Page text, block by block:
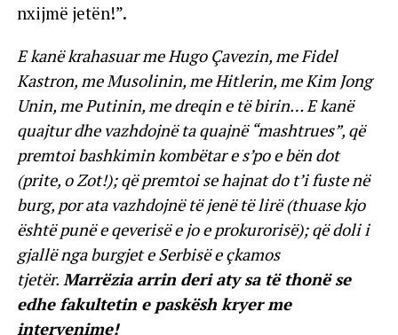
nxijmë jetën!”.
E kanë krahasuar me Hugo Çavezin, me Fidel
Kastron, me Musolinin, me Hitlerin, me Kim Jong
Unin, me Putinin, me dreqin e të birin… E kanë
quajtur dhe vazhdojnë ta quajnë “mashtrues”, që
premtoi bashkimin kombëtar e s’po e bën dot
(prite, o Zot!); që premtoi se hajnat do t’i fuste në
burg, por ata vazhdojnë të jenë të lirë (thuase kjo
është punë e qeverisë e jo e prokurorisë); që doli i
gjallë nga burgjet e Serbisë e çkamos
tjetër. Marrëzia arrin deri aty sa të thonë se
edhe fakultetin e paskësh kryer me
intervenime!